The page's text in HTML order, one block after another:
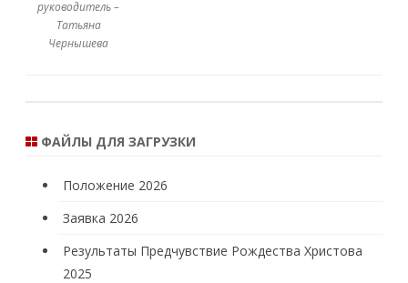
руководитель –
Татьяна
Чернышева
ФАЙЛЫ ДЛЯ ЗАГРУЗКИ
Положение 2026
Заявка 2026
Результаты Предчувствие Рождества Христова
2025